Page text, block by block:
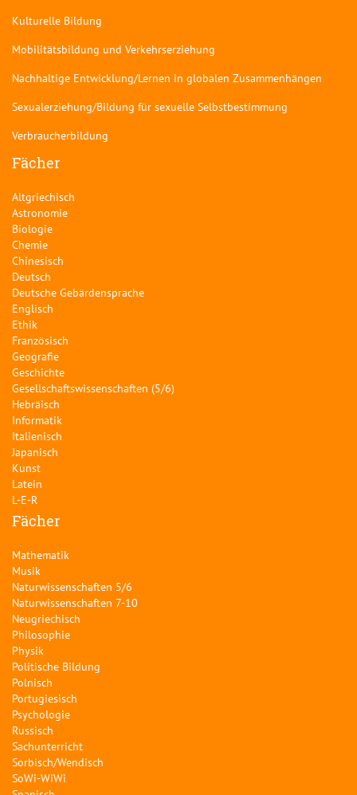
Kulturelle Bildung
Mobilitätsbildung und Verkehrserziehung
Nachhaltige Entwicklung/Lernen in globalen Zusammenhängen
Sexualerziehung/Bildung für sexuelle Selbstbestimmung
Verbraucherbildung
Fächer
Altgriechisch
Astronomie
Biologie
Chemie
Chinesisch
Deutsch
Deutsche Gebärdensprache
Englisch
Ethik
Französisch
Geografie
Geschichte
Gesellschaftswissenschaften (5/6)
Hebräisch
Informatik
Italienisch
Japanisch
Kunst
Latein
L-E-R
Fächer
Mathematik
Musik
Naturwissenschaften 5/6
Naturwissenschaften 7-10
Neugriechisch
Philosophie
Physik
Politische Bildung
Polnisch
Portugiesisch
Psychologie
Russisch
Sachunterricht
Sorbisch/Wendisch
SoWi-WiWi